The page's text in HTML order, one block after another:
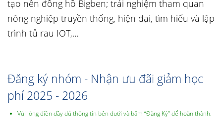
tạo nên đồng hồ Bigben; trải nghiệm tham quan
nông nghiệp truyền thống, hiện đại, tìm hiểu và lập
trình tủ rau IOT,…
Đăng ký nhóm - Nhận ưu đãi giảm học
phí 2025 - 2026
Vùi lòng điền đầy đủ thông tin bên dưới và bấm “Đăng Ký” để hoàn thành.